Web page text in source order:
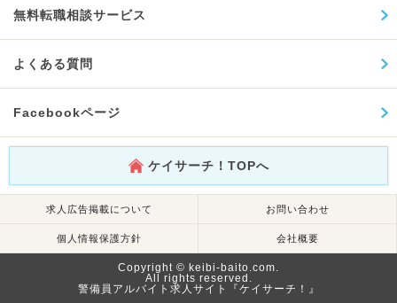
無料転職相談サービス
よくある質問
Facebookページ
ケイサーチ！TOPへ
求人広告掲載について お問い合わせ
個人情報保護方針 会社概要
Copyright © keibi-baito.com.
All rights reserved.
警備員アルバイト求人サイト『ケイサーチ！』